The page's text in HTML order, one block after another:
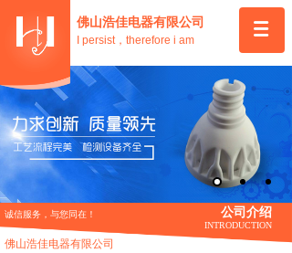
佛山浩佳电器有限公司
I persist，therefore i am
按钮文
公司介绍
INTRODUCTION
诚信服务，与您同在！
佛山浩佳电器有限公司